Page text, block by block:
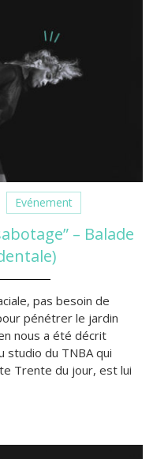
Evénement
– Balade
pas besoin de
pénétrer le jardin
nous a été décrit
studio du TNBA qui
Trente du jour, est lui